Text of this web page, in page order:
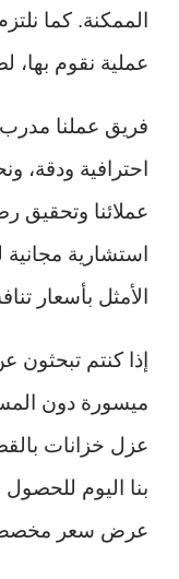
الممكنة. كما
عملية نقوم بها،
فريق عملنا
احترافية ودقة،
عملائنا وتحقيق
استشارية
الأمثل بأسعار
إذا كنتم
ميسورة دون
عزل خزانات
بنا اليوم
عرض سعر مخصص